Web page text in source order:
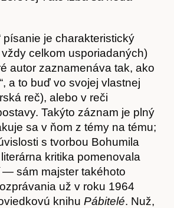
Články
písanie je charakteristický
celkom usporiadaných)
autor zaznamenáva tak, ako
a to buď vo svojej vlastnej
reč), alebo v reči
Takýto záznam je plný
sa v ňom z témy na tému;
s tvorbou Bohumila
kritika pomenovala
— sám majster takéhoto
už v roku 1964
knihu Pábitelé. Nuž,